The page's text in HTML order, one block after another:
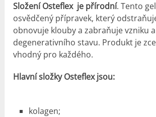
Složení Osteflex je přírodní. Tento
osvědčený přípravek, který
obnovuje klouby a zabraňuje vzniku
degenerativního stavu. Produkt je
vhodný pro každého.
Hlavní složky Osteflex jsou:
kolagen;